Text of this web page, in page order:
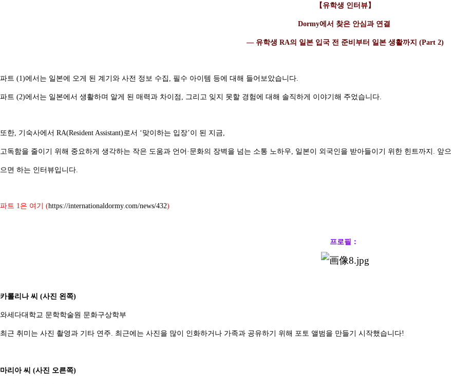
【유학생 인터뷰】
Dormy에서 찾은 안심과 연결
— 유학생 RA의 일본 입국 전 준비부터 일본 생활까지 (Part 2)
파트 (1)에서는 일본에 오게 된 계기와 사전 정보 수집, 필수 아이템 등에 대해 들어보았습니다.
파트 (2)에서는 일본에서 생활하며 알게 된 매력과 차이점, 그리고 잊지 못할 경험에 대해 솔직하게 이야기해 주었습니다.
또한, 기숙사에서 RA(Resident Assistant)로서 ‘맞이하는 입장’이 된 지금,
고독함을 줄이기 위해 중요하게 생각하는 작은 도움과 언어·문화의 장벽을 넘는 소통 노하우, 일본이 외국인을 받아들이기 위한 힌트까지.
으면 하는 인터뷰입니다.
파트 1은 여기 (https://internationaldormy.com/news/432)
프로필：
카롤리나 씨 (사진 왼쪽)
와세다대학교 문학학술원 문화구상학부
최근 취미는 사진 촬영과 기타 연주. 최근에는 사진을 많이 인화하거나 가족과 공유하기 위해 포토 앨범을 만들기 시작했습니다!
마리아 씨 (사진 오른쪽)